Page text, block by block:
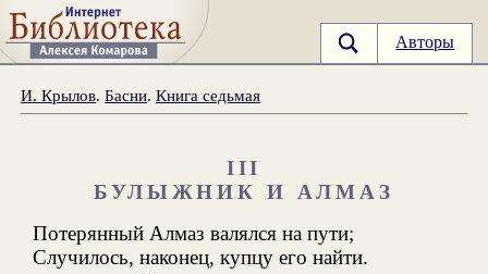
Авторы
И. Крылов.Басни.Книга седьмая
III
БУЛЫЖНИК И АЛМАЗ
Потерянный Алмаз валялся на пути;
Случилось, наконец, купцу его найти.